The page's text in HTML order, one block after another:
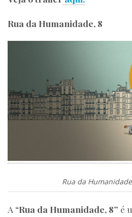
Rua da Humanidade, 8
Rua da
A “Rua da Humanidade, 8” é